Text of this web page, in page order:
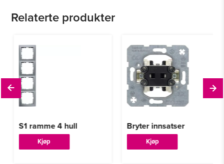
Relaterte produkter
S1 ramme 4 hull
Kjøp
Dette
produktet
Bryter innsatser
Kjøp
Dette
produktet